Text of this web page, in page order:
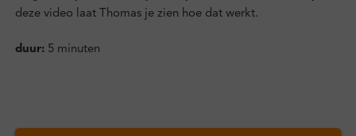
deze video laat Thomas je zien hoe dat werkt.
duur:5 minuten